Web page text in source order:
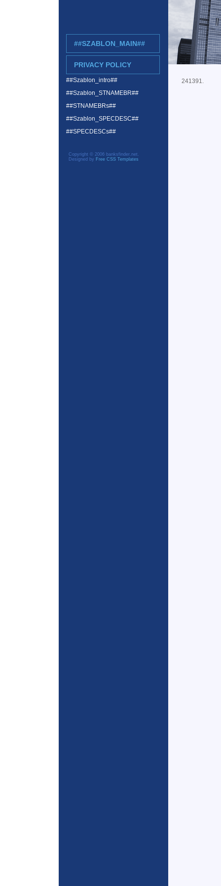
##SZABLON_MAIN##
PRIVACY POLICY
##Szablon_intro##
##Szablon_STNAMEBR##
##STNAMEBRs##
##Szablon_SPECDESC##
##SPECDESCs##
Copyright © 2006 banksfinder.net.
Designed by Free CSS Templates
241391.